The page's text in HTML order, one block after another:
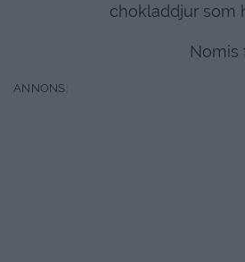
chokladdjur som
Nomis